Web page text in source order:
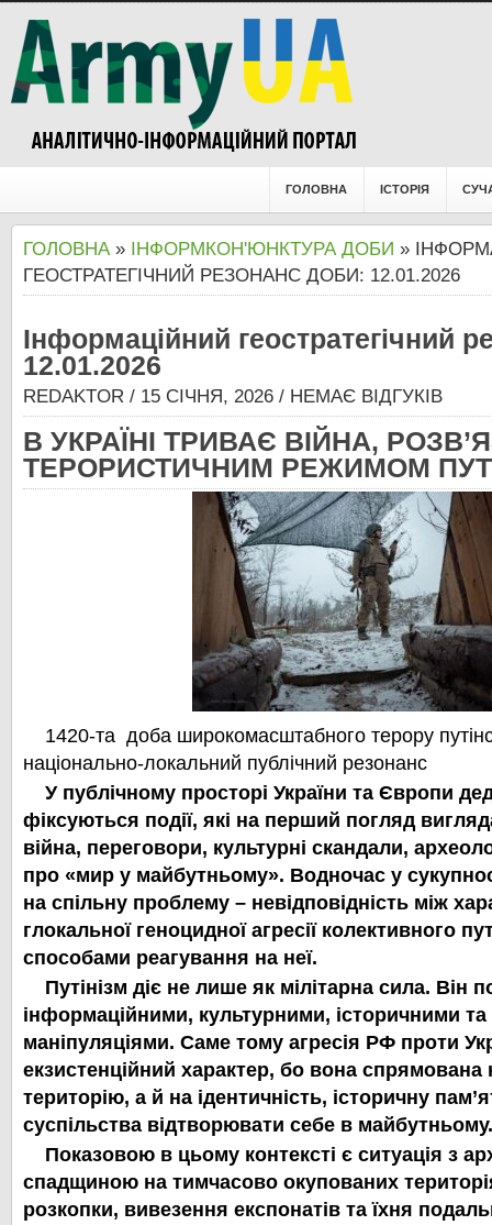
ГОЛОВНА ІСТОРІЯ
ГОЛОВНА» ІНФОРМКОН'ЮНКТУРА ДОБИ »
ГЕОСТРАТЕГІЧНИЙ РЕЗОНАНС ДОБИ: 12.01.2026
Інформаційний геостратегічний
12.01.2026
REDAKTOR / 15 СІЧНЯ, 2026 / НЕМАЄ ВІДГУКІВ
В УКРАЇНІ ТРИВАЄ ВІЙНА,
ТЕРОРИСТИЧНИМ РЕЖИМОМ
1420-та доба широкомасштабного терору
національно-локальний публічний резонанс
У публічному просторі України та Європи
фіксуються події, які на перший погляд
війна, переговори, культурні скандали,
про «мир у майбутньому». Водночас у
на спільну проблему – невідповідність між
глокальної геноцидної агресії колективного
способами реагування на неї.
Путінізм діє не лише як мілітарна сила. Він
інформаційними, культурними, історичними
маніпуляціями. Саме тому агресія РФ проти
екзистенційний характер, бо вона
територію, а й на ідентичність, історичну
суспільства відтворювати себе в майбутньому.
Показовою в цьому контексті є ситуація з
спадщиною на тимчасово окупованих
розкопки, вивезення експонатів та їхня